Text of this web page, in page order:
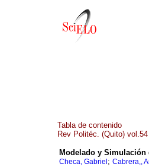
Tabla de contenido
Rev Politéc. (Quito)
Modelado y Simulación
Checa, Gabriel ; Cabrera,,